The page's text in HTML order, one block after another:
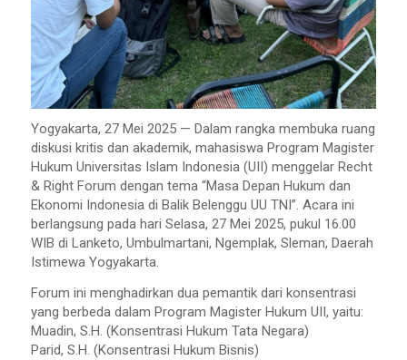
Yogyakarta, 27 Mei 2025 — Dalam rangka membuka ruang
diskusi kritis dan akademik, mahasiswa Program Magister
Hukum Universitas Islam Indonesia (UII) menggelar Recht
& Right Forum dengan tema “Masa Depan Hukum dan
Ekonomi Indonesia di Balik Belenggu UU TNI”. Acara ini
berlangsung pada hari Selasa, 27 Mei 2025, pukul 16.00
WIB di Lanketo, Umbulmartani, Ngemplak, Sleman, Daerah
Istimewa Yogyakarta.
Forum ini menghadirkan dua pemantik dari konsentrasi
yang berbeda dalam Program Magister Hukum UII, yaitu:
Muadin, S.H. (Konsentrasi Hukum Tata Negara)
Parid, S.H. (Konsentrasi Hukum Bisnis)